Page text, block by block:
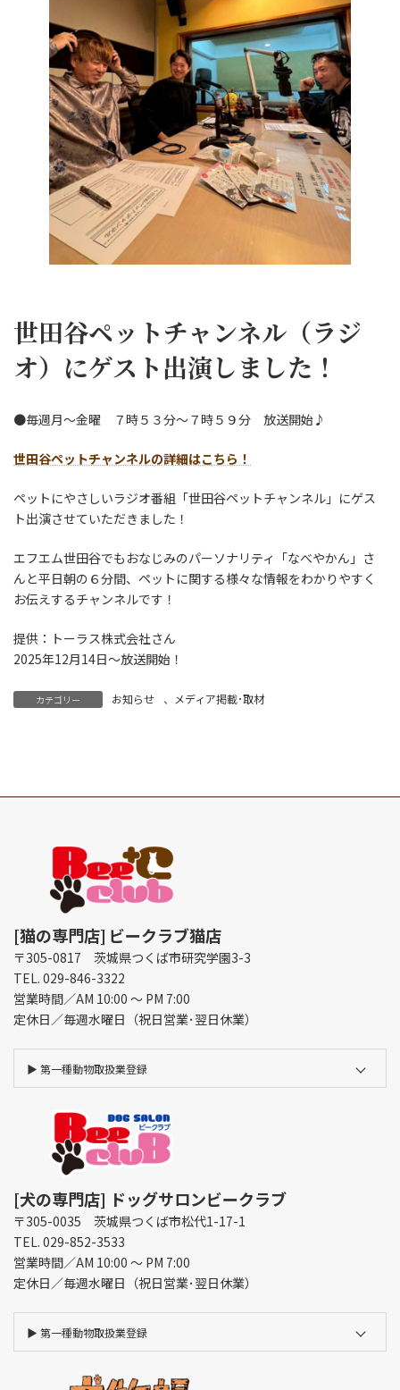
世田谷ペットチャンネル（ラジ
オ）にゲスト出演しました！
●毎週月～金曜 ７時５３分～７時５９分 放送開始♪
世田谷ペットチャンネルの詳細はこちら！
ペットにやさしいラジオ番組「世田谷ペットチャンネル」にゲス
ト出演させていただきました！
エフエム世田谷でもおなじみのパーソナリティ「なべやかん」さ
んと平日朝の６分間、ペットに関する様々な情報をわかりやすく
お伝えするチャンネルです！
提供：トーラス株式会社さん
2025年12月14日～放送開始！
カテゴリー お知らせ 、 メディア掲載･取材
[猫の専門店] ビークラブ猫店
〒305-0817 茨城県つくば市研究学園3-3
TEL. 029-846-3322
営業時間／AM 10:00 ～ PM 7:00
定休日／毎週水曜日（祝日営業･翌日休業）
▶︎ 第一種動物取扱業登録
[犬の専門店] ドッグサロンビークラブ
〒305-0035 茨城県つくば市松代1-17-1
TEL. 029-852-3533
営業時間／AM 10:00 ～ PM 7:00
定休日／毎週水曜日（祝日営業･翌日休業）
▶︎ 第一種動物取扱業登録